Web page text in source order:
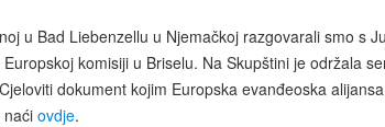
u Bad Liebenzellu u Njemačkoj razgovarali smo s
komisiji u Briselu. Na Skupštini je održala
dokument kojim Europska evanđeoska
naći ovdje.